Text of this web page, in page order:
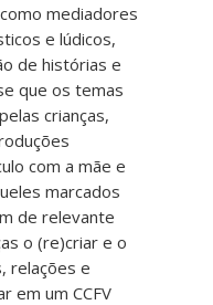
mediadores
e lúdicos,
de histórias e
que os temas
crianças,
com a mãe e
marcados
de relevante
o (re)criar e o
relações e
em um CCFV